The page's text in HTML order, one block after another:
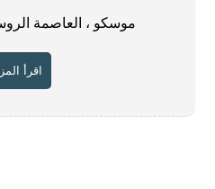
موسكو ، العاصمة
اقرأ